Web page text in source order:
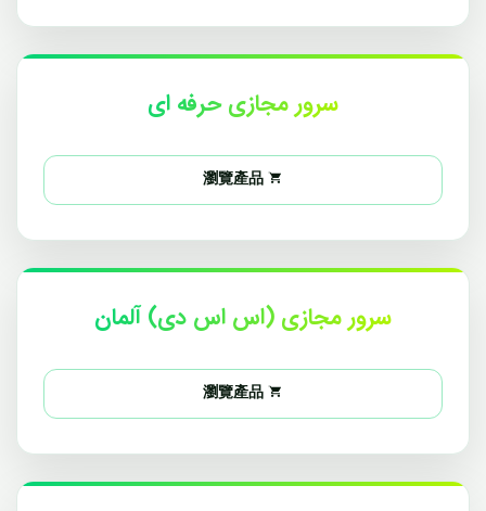
سرور مجازی حرفه ای
瀏覽產品
سرور مجازی (اس اس دی) آلمان
瀏覽產品